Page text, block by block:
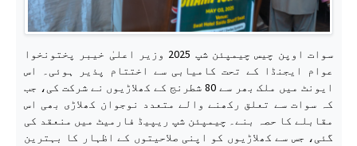
سوات اوپن چیس چیمپئن شپ 2025 وزیر اعلیٰ خیبر پختونخوا
عوام ایجنڈا کے تحت کامیابی سے اختتام پذیر ہوئی۔ اس
ایونٹ میں ملک بھر سے 80 شطرنج کے کھلاڑیوں نے شرکت کی، جب
کہ سوات سے تعلق رکھنے والے متعدد نوجوان کھلاڑی بھی اس
مقابلے کا حصہ بنے۔ چیمپئن شپ ریپیڈ فارمیٹ میں منعقد کی
گئی، جس سے کھلاڑیوں کو اپنی صلاحیتوں کے اظہار کا بہترین